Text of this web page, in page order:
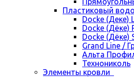
Пластиковый
Docke (Деке)
Docke (Дёке)
Docke (Дёке)
Grand Line /
Альта
Технониколь
Элементы кровли